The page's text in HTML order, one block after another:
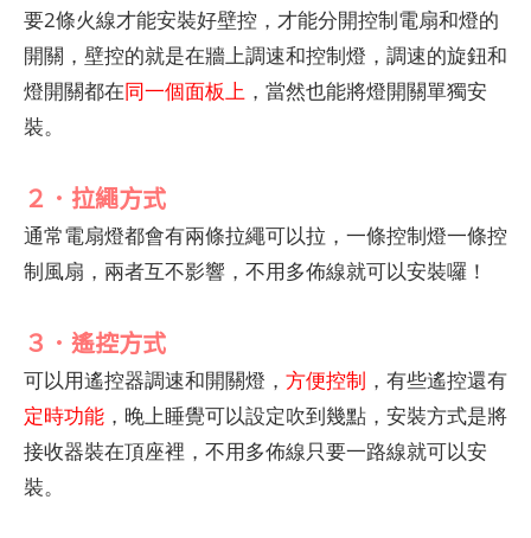
要2條火線才能安裝好壁控，才能分開控制電扇和燈的
開關，壁控的就是在牆上調速和控制燈，調速的旋鈕和
燈開關都在同一個面板上 ，當然也能將燈開關單獨安
裝。
２．拉繩方式
通常電扇燈都會有兩條拉繩可以拉，一條控制燈一條控
制風扇，兩者互不影響，不用多佈線就可以安裝囉！
３．遙控方式
可以用遙控器調速和開關燈， 方便控制 ，有些遙控還有
定時功能 ，晚上睡覺可以設定吹到幾點，安裝方式是將
接收器裝在頂座裡，不用多佈線只要一路線就可以安
裝。